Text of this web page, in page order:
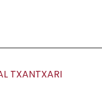
TXANTXARI